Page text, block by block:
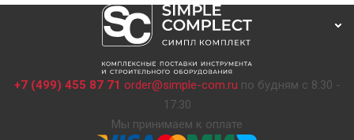
+7 (499) 455 87 71 order@simple-com.ru по будням с 8:30 -
17:30
Мы принимаем к оплате